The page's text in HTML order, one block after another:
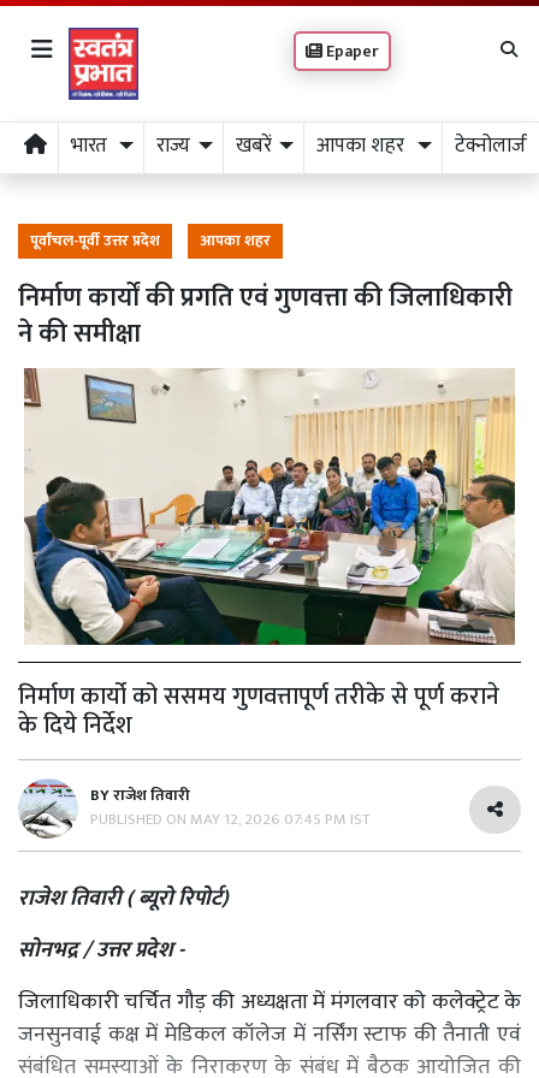
Epaper
भारत राज्य खबरें आपका शहर टेक्नोलाजी
पूर्वांचल-पूर्वी उत्तर प्रदेश आपका शहर
निर्माण कार्यों की प्रगति एवं गुणवत्ता की जिलाधिकारी
ने की समीक्षा
निर्माण कार्यो को ससमय गुणवत्तापूर्ण तरीके से पूर्ण कराने
के दिये निर्देश
BYराजेश तिवारी
PUBLISHED ON MAY 12, 2026 07:45 PM IST
राजेश तिवारी ( ब्यूरो रिपोर्ट)
सोनभद्र / उत्तर प्रदेश -
जिलाधिकारी चर्चित गौड़ की अध्यक्षता में मंगलवार को कलेक्ट्रेट के
जनसुनवाई कक्ष में मेडिकल कॉलेज में नर्सिंग स्टाफ की तैनाती एवं
संबंधित समस्याओं के निराकरण के संबंध में बैठक आयोजित की